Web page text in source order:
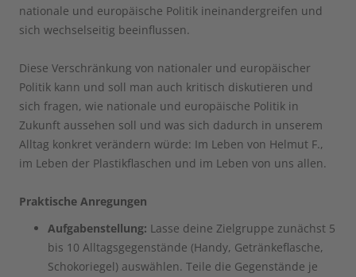
nationale und europäische Politik ineinandergreifen und
sich wechselseitig beeinflussen.
Diese Verschränkung von nationaler und europäischer
Politik kann und soll man auch kritisch diskutieren und
sich fragen, wie nationale und europäische Politik in
Zukunft aussehen soll und was sich dadurch in unserem
Alltag konkret verändern würde: Im Leben von Helmut F.,
im Leben der Plastikflaschen und im Leben von uns allen.
Praktische Anregungen
Aufgabenstellung: Lasse deine Zielgruppe zunächst 5
bis 10 Alltagsgegenstände (Handy, Getränkeflasche,
Schokoriegel) auswählen. Teile die Gegenstände je